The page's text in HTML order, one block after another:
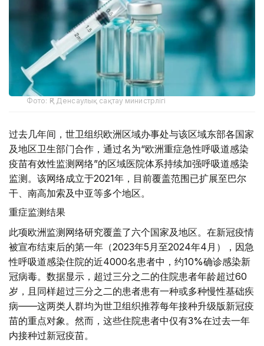
Фото: ҚР Денсаулық сақтау министрлігі
过去几年间，世卫组织欧洲区域办事处与该区域东部各国家
及地区卫生部门合作，通过名为“欧洲重症急性呼吸道感染
疫苗有效性监测网络”的区域医院体系持续加强呼吸道感染
监测。该网络成立于2021年，目前覆盖范围已扩展至巴尔
干、南高加索及中亚等多个地区。
重症监测结果
此项欧洲监测网络研究覆盖了六个国家及地区。在新冠疫情
被宣布结束后的第一年（2023年5月至2024年4月），因急
性呼吸道感染住院的近4000名患者中，约10%确诊感染新
冠病毒。数据显示，超过三分之二的住院患者年龄超过60
岁，且同样超过三分之二的患者患有一种或多种慢性基础疾
病——这两类人群均为世卫组织推荐每年接种升级版新冠疫
苗的重点对象。然而，这些住院患者中仅有3%在过去一年
内接种过新冠疫苗。